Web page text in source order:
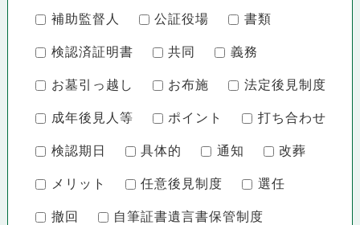
補助監督人 公証役場 書類
検認済証明書 共同 義務
お墓引っ越し お布施 法定後見制度
成年後見人等 ポイント 打ち合わせ
検認期日 具体的 通知 改葬
メリット 任意後見制度 選任
撤回 自筆証書遺言書保管制度